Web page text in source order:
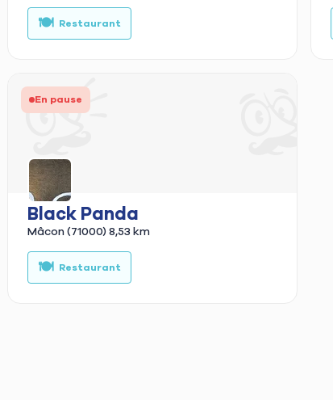
Burger🍽️ Restaurant
Burger
En pause
Black Panda
Mâcon (71000) 8,53 km
🍽️ Restaurant